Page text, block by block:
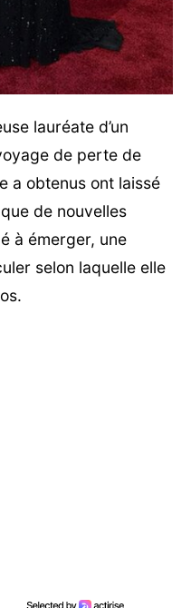
lauréate d’un
de perte de
a obtenus ont laissé
de nouvelles
à émerger, une
selon laquelle elle